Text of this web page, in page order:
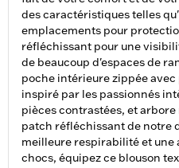
des caractéristiques telles
emplacements pour
réfléchissant pour une
de beaucoup d'espaces de
poche intérieure zippée
inspiré par les passionnés
pièces contrastées, et
patch réfléchissant de notre
meilleure respirabilité et une
chocs, équipez ce blouson